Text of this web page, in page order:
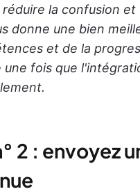
la confusion et
donne une bien
et de la
une fois que
2 : envoyez